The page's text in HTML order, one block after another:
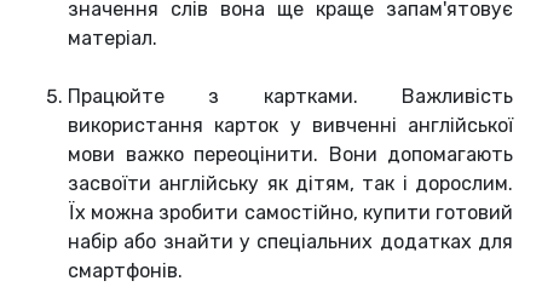
значення слів вона ще краще запам'ятовує
матеріал.
Працюйте з картками. Важливість
використання карток у вивченні англійської
мови важко переоцінити. Вони допомагають
засвоїти англійську як дітям, так і дорослим.
Їх можна зробити самостійно, купити готовий
набір або знайти у спеціальних додатках для
смартфонів.